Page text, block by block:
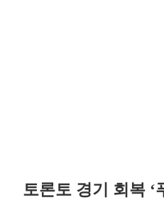
토론토 경기 회복 ‘